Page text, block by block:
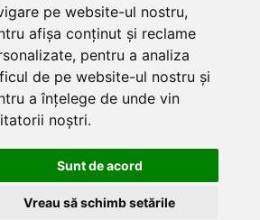
pe website-ul nostru,
afișa conținut și reclame
pentru a analiza
de pe website-ul nostru și
a înțelege de unde vin
noștri.
Sunt de acord
Vreau să schimb setările
Diverse
Cum aleg rolele
Cum aleg ochelarii
Ochelari de soare Oakley
Ochelari de soare Alpina
Intretinere manusi